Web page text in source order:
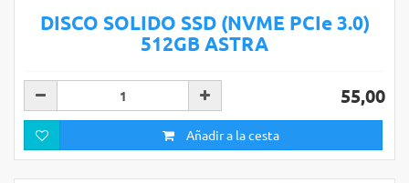
DISCO SOLIDO SSD (NVME PCIe 3.0)
512GB ASTRA
55,00
Añadir a la cesta